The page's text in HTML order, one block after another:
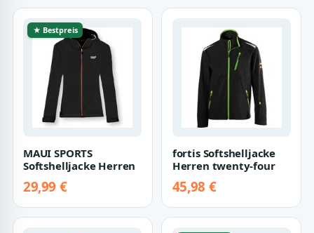
★ Bestpreis
MAUI SPORTS
Softshelljacke Herren
29,99 €
fortis Softshelljacke
Herren twenty-four
45,98 €